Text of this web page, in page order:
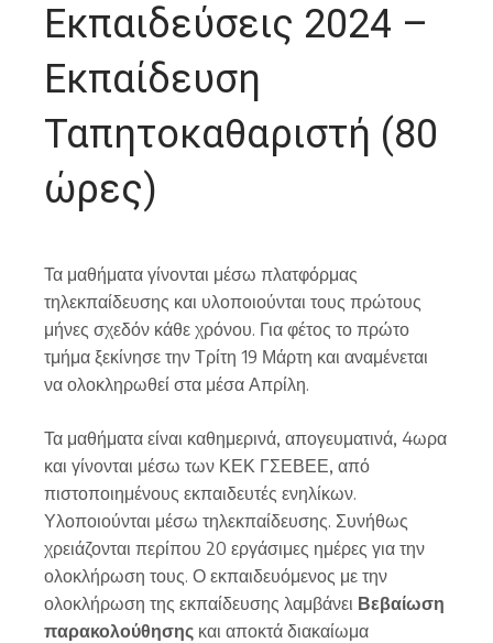
Εκπαιδεύσεις 2024 –
Εκπαίδευση
Ταπητοκαθαριστή (80
ώρες)
Τα μαθήματα γίνονται μέσω πλατφόρμας
τηλεκπαίδευσης και υλοποιούνται τους πρώτους
μήνες σχεδόν κάθε χρόνου. Για φέτος το πρώτο
τμήμα ξεκίνησε την Τρίτη 19 Μάρτη και αναμένεται
να ολοκληρωθεί στα μέσα Απρίλη.
Τα μαθήματα είναι καθημερινά, απογευματινά, 4ωρα
και γίνονται μέσω των ΚΕΚ ΓΣΕΒΕΕ, από
πιστοποιημένους εκπαιδευτές ενηλίκων.
Υλοποιούνται μέσω τηλεκπαίδευσης. Συνήθως
χρειάζονται περίπου 20 εργάσιμες ημέρες για την
ολοκλήρωση τους. Ο εκπαιδευόμενος με την
ολοκλήρωση της εκπαίδευσης λαμβάνει Βεβαίωση
παρακολούθησης και αποκτά διακαίωμα